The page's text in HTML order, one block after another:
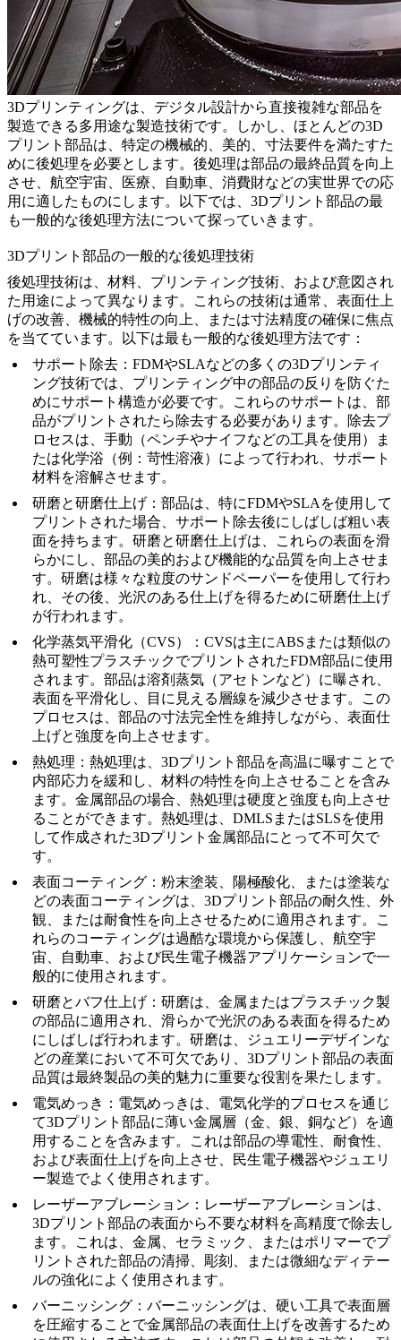
3Dプリンティングは、デジタル設計から直接複雑な部品を
製造できる多用途な製造技術です。しかし、ほとんどの3D
プリント部品は、特定の機械的、美的、寸法要件を満たすた
めに後処理を必要とします。後処理は部品の最終品質を向上
させ、航空宇宙、医療、自動車、消費財などの実世界での応
用に適したものにします。以下では、3Dプリント部品の最
も一般的な後処理方法について探っていきます。
3Dプリント部品の一般的な後処理技術
後処理技術は、材料、プリンティング技術、および意図され
た用途によって異なります。これらの技術は通常、表面仕上
げの改善、機械的特性の向上、または寸法精度の確保に焦点
を当てています。以下は最も一般的な後処理方法です：
サポート除去 ：FDMやSLAなどの多くの3Dプリンティ
ング技術では、プリンティング中の部品の反りを防ぐた
めにサポート構造が必要です。これらのサポートは、部
品がプリントされたら除去する必要があります。除去プ
ロセスは、手動（ペンチやナイフなどの工具を使用）ま
たは化学浴（例：苛性溶液）によって行われ、サポート
材料を溶解させます。
研磨と研磨仕上げ ：部品は、特にFDMやSLAを使用して
プリントされた場合、サポート除去後にしばしば粗い表
面を持ちます。研磨と研磨仕上げは、これらの表面を滑
らかにし、部品の美的および機能的な品質を向上させま
す。研磨は様々な粒度のサンドペーパーを使用して行わ
れ、その後、光沢のある仕上げを得るために研磨仕上げ
が行われます。
化学蒸気平滑化（CVS）
：CVSは主にABSまたは類似の
熱可塑性プラスチックでプリントされたFDM部品に使用
されます。部品は溶剤蒸気（アセトンなど）に曝され、
表面を平滑化し、目に見える層線を減少させます。この
プロセスは、部品の寸法完全性を維持しながら、表面仕
上げと強度を向上させます。
熱処理 ：熱処理は、3Dプリント部品を高温に曝すことで
内部応力を緩和し、材料の特性を向上させることを含み
ます。金属部品の場合、熱処理は硬度と強度も向上させ
ることができます。熱処理は、DMLSまたはSLSを使用
して作成された3Dプリント金属部品にとって不可欠で
す。
表面コーティング ：粉末塗装、陽極酸化、または塗装な
どの表面コーティングは、3Dプリント部品の耐久性、外
観、または耐食性を向上させるために適用されます。こ
れらのコーティングは過酷な環境から保護し、航空宇
宙、自動車、および民生電子機器アプリケーションで一
般的に使用されます。
研磨とバフ仕上げ ：研磨は、金属またはプラスチック製
の部品に適用され、滑らかで光沢のある表面を得るため
にしばしば行われます。研磨は、ジュエリーデザインな
どの産業において不可欠であり、3Dプリント部品の表面
品質は最終製品の美的魅力に重要な役割を果たします。
電気めっき ：電気めっきは、電気化学的プロセスを通じ
て3Dプリント部品に薄い金属層（金、銀、銅など）を適
用することを含みます。これは部品の導電性、耐食性、
および表面仕上げを向上させ、民生電子機器やジュエリ
ー製造でよく使用されます。
レーザーアブレーション ：レーザーアブレーションは、
3Dプリント部品の表面から不要な材料を高精度で除去し
ます。これは、金属、セラミック、またはポリマーでプ
リントされた部品の清掃、彫刻、または微細なディテー
ルの強化によく使用されます。
バーニッシング ：バーニッシングは、硬い工具で表面層
を圧縮することで金属部品の表面仕上げを改善するため